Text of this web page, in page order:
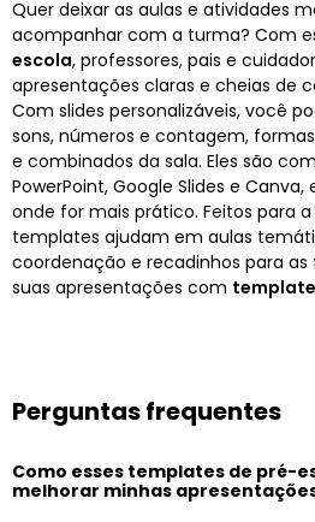
Quer deixar as aulas e atividades
acompanhar com a turma? Com
escola, professores, pais e
apresentações claras e cheias de
Com slides personalizáveis, você
sons, números e contagem,
e combinados da sala. Eles são
PowerPoint, Google Slides e
onde for mais prático. Feitos para
templates ajudam em aulas
coordenação e recadinhos para as
suas apresentações com
Perguntas frequentes
Como esses templates de pré-
melhorar minhas